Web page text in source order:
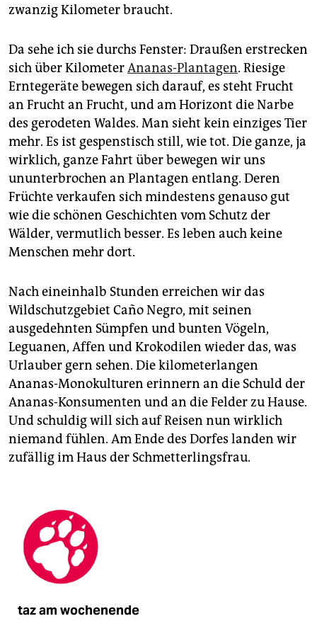
zwanzig Kilometer braucht.
Da sehe ich sie durchs Fenster: Draußen erstrecken
sich über KilometerAnanas-Plantagen. Riesige
Erntegeräte bewegen sich darauf, es steht Frucht
an Frucht an Frucht, und am Horizont die Narbe
des gerodeten Waldes. Man sieht kein einziges Tier
mehr. Es ist gespenstisch still, wie tot. Die ganze, ja
wirklich, ganze Fahrt über bewegen wir uns
ununterbrochen an Plantagen entlang. Deren
Früchte verkaufen sich mindestens genauso gut
wie die schönen Geschichten vom Schutz der
Wälder, vermutlich besser. Es leben auch keine
Menschen mehr dort.
Nach eineinhalb Stunden erreichen wir das
Wildschutzgebiet Caño Negro, mit seinen
ausgedehnten Sümpfen und bunten Vögeln,
Leguanen, Affen und Krokodilen wieder das, was
Urlauber gern sehen. Die kilometerlangen
Ananas-Monokulturen erinnern an die Schuld der
Ananas-Konsumenten und an die Felder zu Hause.
Und schuldig will sich auf Reisen nun wirklich
niemand fühlen. Am Ende des Dorfes landen wir
zufällig im Haus der Schmetterlingsfrau.
taz am wochenende